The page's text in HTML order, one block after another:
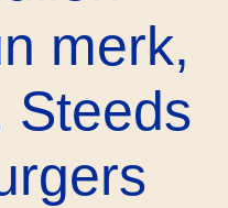
merk,
Steeds